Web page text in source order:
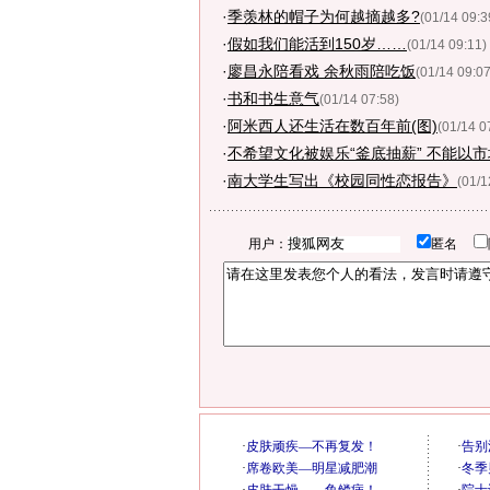
·季羡林的帽子为何越摘越多?(01/14
·假如我们能活到150岁…… (01/14 09:11)
·廖昌永陪看戏 余秋雨陪吃饭(01/14
·书和书生意气(01/14 07:58)
· 阿米西人还生活在数百年前(图)(01/14
·不希望文化被娱乐“釜底抽薪” 不能以
·南大学生写出《校园同性恋报告》 (01/
用户： 匿名